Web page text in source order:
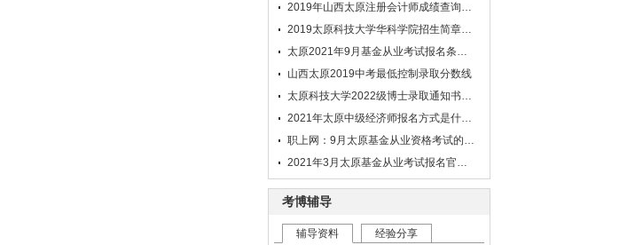
2019年山西太原注册会计师成绩查询具体时间
2019太原科技大学华科学院招生简章发布
太原2021年9月基金从业考试报名条件是什么?
山西太原2019中考最低控制录取分数线
太原科技大学2022级博士录取通知书发放通知
2021年太原中级经济师报名方式是什么?网址是哪个?
职上网：9月太原基金从业资格考试的报名网址
2021年3月太原基金从业考试报名官网在哪里?
考博辅导
辅导资料 经验分享